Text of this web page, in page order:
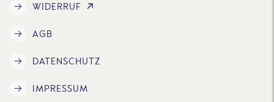
WIDERRUF
AGB
DATENSCHUTZ
IMPRESSUM